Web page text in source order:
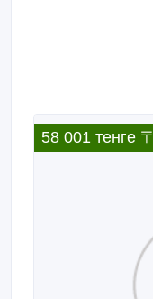
58 001 тенге 〒